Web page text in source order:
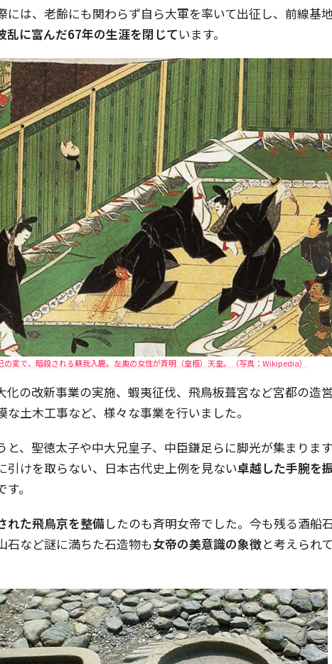
には、老齢にも関わらず自ら大軍を率いて出征し、前線基
乱に富んだ67年の生涯を閉じています。
の変で、暗殺される蘇我入鹿。左奥の女性が斉明（皇極）天皇。（写真：Wikipedia）
の改新事業の実施、蝦夷征伐、飛鳥板葺宮など宮都の造営
土木工事など、様々な事業を行いました。
と、聖徳太子や中大兄皇子、中臣鎌足らに脚光が集まります
引けを取らない、日本古代史上例を見ない卓越した手腕を
。
れた飛鳥京を整備したのも斉明女帝でした。今も残る酒船
石など謎に満ちた石造物も女帝の美意識の象徴と考えられ